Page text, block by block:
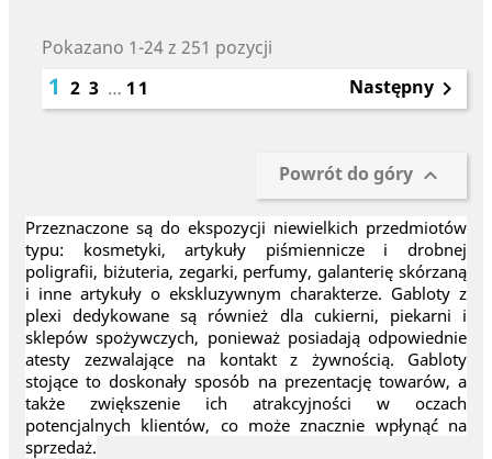
Pokazano 1-24 z 251 pozycji
1 2 3 … 11 Następny 
Powrót do góry 
Przeznaczone są do ekspozycji niewielkich przedmiotów
typu: kosmetyki, artykuły piśmiennicze i drobnej
poligrafii, biżuteria, zegarki, perfumy, galanterię skórzaną
i inne artykuły o ekskluzywnym charakterze. Gabloty z
plexi dedykowane są również dla cukierni, piekarni i
sklepów spożywczych, ponieważ posiadają odpowiednie
atesty zezwalające na kontakt z żywnością. Gabloty
stojące to doskonały sposób na prezentację towarów, a
także zwiększenie ich atrakcyjności w oczach
potencjalnych klientów, co może znacznie wpłynąć na
sprzedaż.